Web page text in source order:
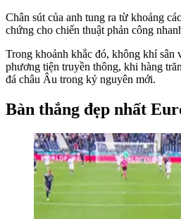
Chân sút của anh tung ra từ khoảng
chứng cho chiến thuật phản công
Trong khoảnh khắc đó, không khí sân
phương tiện truyền thông, khi hàng
đá châu Âu trong kỷ nguyên mới.
Bàn thắng đẹp nhất